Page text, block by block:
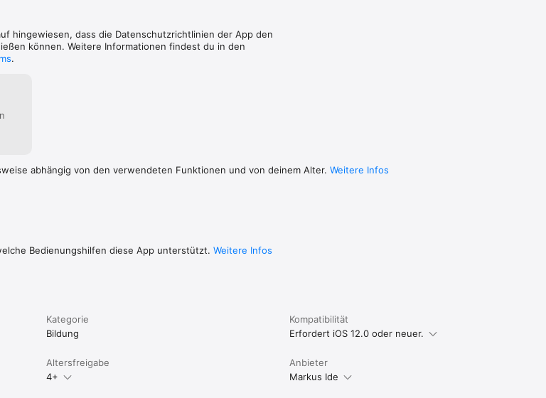
hingewiesen, dass die Datenschutz­richtlinien der App den
können. Weitere Informationen findest du in den
.
abhängig von den verwendeten Funktionen und von deinem Alter. Weitere Infos
Bedienungshilfen diese App unterstützt. Weitere Infos
Kategorie
Bildung
Kompatibilität
Erfordert iOS 12.0 oder neuer.
Altersfreigabe
4+
Anbieter
Markus Ide